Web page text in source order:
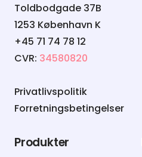
Toldbodgade 37B
1253 København K
+45 71 74 78 12
CVR: 34580820
Privatlivspolitik
Forretningsbetingelser
Produkter